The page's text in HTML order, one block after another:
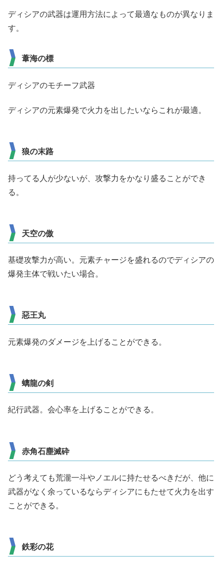
ディシアの武器は運用方法によって最適なものが異なりま
す。
葦海の標
ディシアのモチーフ武器
ディシアの元素爆発で火力を出したいならこれが最適。
狼の末路
持ってる人が少ないが、攻撃力をかなり盛ることができ
る。
天空の傲
基礎攻撃力が高い。元素チャージを盛れるのでディシアの
爆発主体で戦いたい場合。
惡王丸
元素爆発のダメージを上げることができる。
螭龍の剣
紀行武器。会心率を上げることができる。
赤角石塵滅砕
どう考えても荒瀧一斗やノエルに持たせるべきだが、他に
武器がなく余っているならディシアにもたせて火力を出す
ことができる。
鉄彩の花